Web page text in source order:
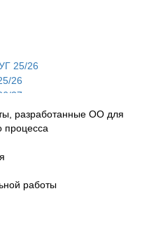
25/26
26
27
разработанные ОО для
процесса
работы